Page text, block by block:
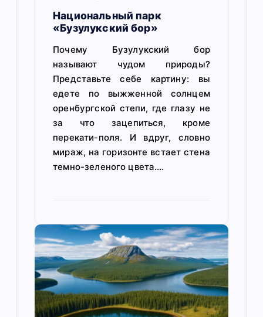
Национальный парк
«Бузулукский бор»
Почему Бузулукский бор
называют чудом природы?
Представьте себе картину: вы
едете по выжженной солнцем
оренбургской степи, где глазу не
за что зацепиться, кроме
перекати-поля. И вдруг, словно
мираж, на горизонте встает стена
темно-зеленого цвета.…